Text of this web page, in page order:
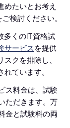
めたいとお考え
検討ください。
多くのIT資格試
サービス を提供
クを排除し、
ています。
ス料金は、試験
ただきます。万
金と試験料の両